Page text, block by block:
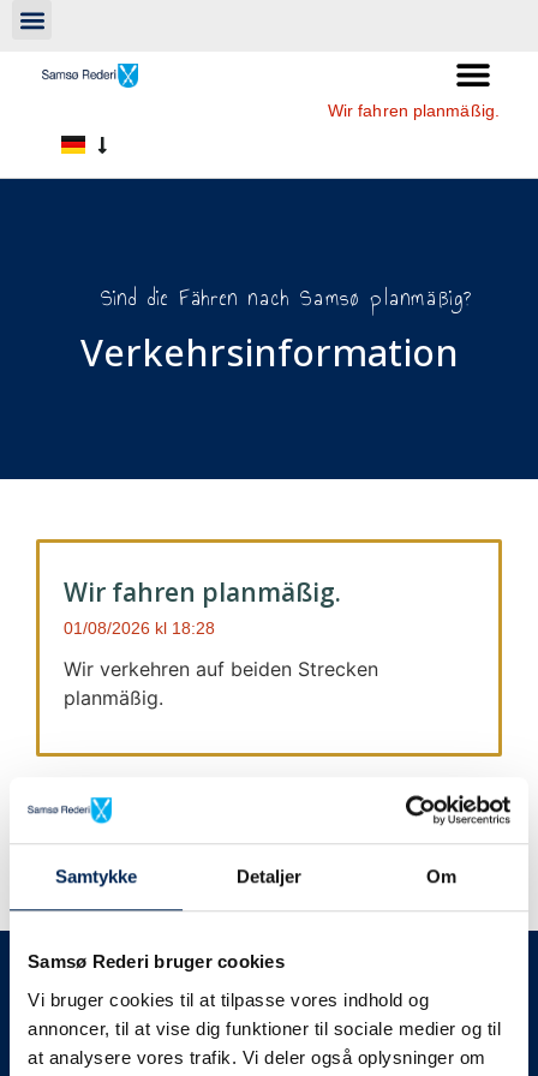
Samtykke Detaljer Om
Samsø Rederi bruger cookies
Vi bruger cookies til at tilpasse vores indhold og
annoncer, til at vise dig funktioner til sociale medier og til
at analysere vores trafik. Vi deler også oplysninger om
Wir fahren planmäßig.
Sind die Fähren nach Samsø planmäßig?
Verkehrsinformation​
Wir fahren planmäßig.
01/08/2026 18:28
Wir verkehren auf beiden Strecken
planmäßig.
Wir geben immer Bescheid
Wir werden Sie